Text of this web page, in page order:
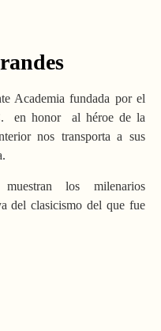
Academia fundada por el
en honor al héroe de la
nos transporta a sus
los milenarios
del clasicismo del que fue